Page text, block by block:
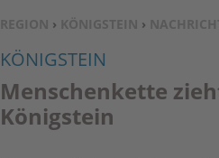
SIE BEFINDEN SICH HIER:
REGION › KÖNIGSTEIN ›
KÖNIGSTEIN
Menschenkette
Königstein
M
E